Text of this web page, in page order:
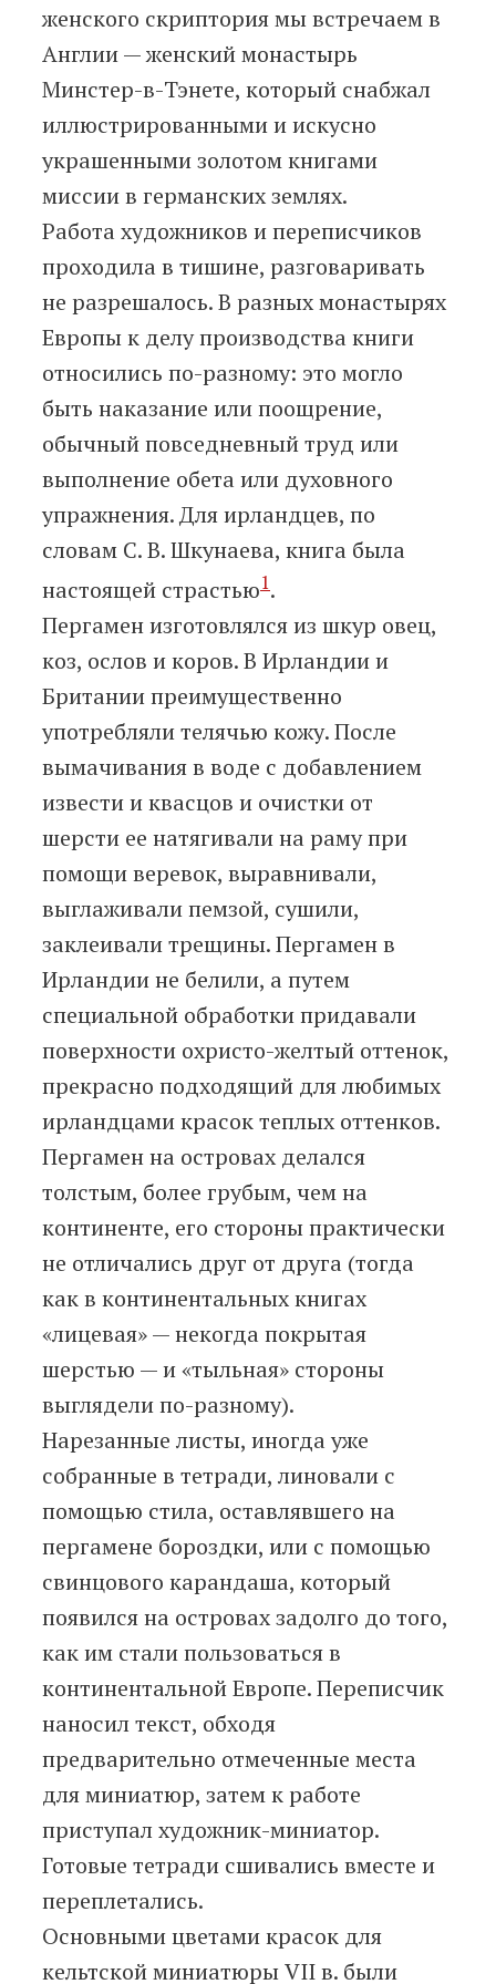
женского скриптория мы встречаем в
Англии — женский монастырь
Минстер-в-Тэнете, который снабжал
иллюстрированными и искусно
украшенными золотом книгами
миссии в германских землях.
Работа художников и переписчиков
проходила в тишине, разговаривать
не разрешалось. В разных монастырях
Европы к делу производства книги
относились по-разному: это могло
быть наказание или поощрение,
обычный повседневный труд или
выполнение обета или духовного
упражнения. Для ирландцев, по
словам С. В. Шкунаева, книга была
настоящей страстью1.
Пергамен изготовлялся из шкур овец,
коз, ослов и коров. В Ирландии и
Британии преимущественно
употребляли телячью кожу. После
вымачивания в воде с добавлением
извести и квасцов и очистки от
шерсти ее натягивали на раму при
помощи веревок, выравнивали,
выглаживали пемзой, сушили,
заклеивали трещины. Пергамен в
Ирландии не белили, а путем
специальной обработки придавали
поверхности охристо-желтый оттенок,
прекрасно подходящий для любимых
ирландцами красок теплых оттенков.
Пергамен на островах делался
толстым, более грубым, чем на
континенте, его стороны практически
не отличались друг от друга (тогда
как в континентальных книгах
«лицевая» — некогда покрытая
шерстью — и «тыльная» стороны
выглядели по-разному).
Нарезанные листы, иногда уже
собранные в тетради, линовали с
помощью стила, оставлявшего на
пергамене бороздки, или с помощью
свинцового карандаша, который
появился на островах задолго до того,
как им стали пользоваться в
континентальной Европе. Переписчик
наносил текст, обходя
предварительно отмеченные места
для миниатюр, затем к работе
приступал художник-миниатор.
Готовые тетради сшивались вместе и
переплетались.
Основными цветами красок для
кельтской миниатюры VII в. были